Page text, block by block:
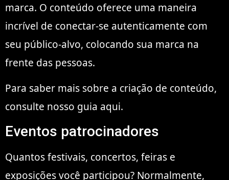
marca. O conteúdo oferece uma maneira
incrível de conectar-se autenticamente com
seu público-alvo, colocando sua marca na
frente das pessoas.
Para saber mais sobre a criação de conteúdo,
consulte nosso guia aqui.
Eventos patrocinadores
Quantos festivais, concertos, feiras e
exposições você participou? Normalmente,